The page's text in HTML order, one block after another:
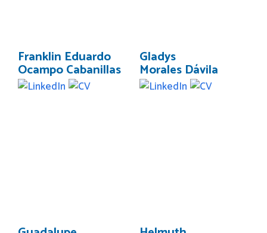
Franklin Eduardo
Ocampo Cabanillas
Gladys
Morales Dávila